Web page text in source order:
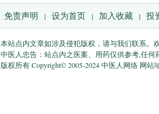
免责声明 | 设为首页 | 加入收藏 | 投
本站点内文章如涉及侵犯版权，请与我们联系。
中医人忠告：站点内之医案、用药仅供参考,任
版权所有 Copyright© 2005-2024 中医人网络 网站